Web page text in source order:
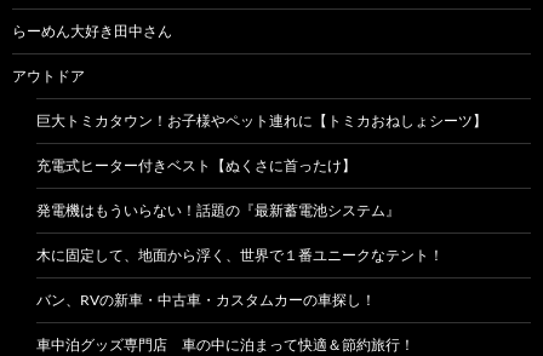
らーめん大好き田中さん
アウトドア
巨大トミカタウン！お子様やペット連れに【トミカおねしょシーツ】
充電式ヒーター付きベスト【ぬくさに首ったけ】
発電機はもういらない！話題の『最新蓄電池システム』
木に固定して、地面から浮く、世界で１番ユニークなテント！
バン、RVの新車・中古車・カスタムカーの車探し！
車中泊グッズ専門店 車の中に泊まって快適＆節約旅行！